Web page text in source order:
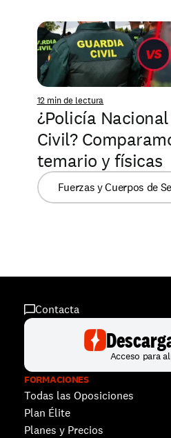
12 min de lectura
¿Policía
Civil?
temario y físicas
Fuerzas y Cuerpos de
FORMACIONES
Todas las Oposiciones
Plan Élite
Planes y Precios
Contacta
Acceso para